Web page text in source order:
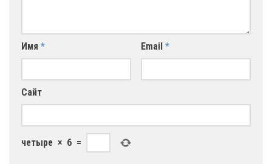
Имя * Email *
Сайт
четыре × 6 =